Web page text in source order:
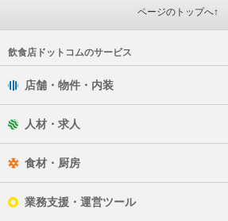
ページのトップへ↑
飲食店ドットコムのサービス
店舗・物件・内装
人材・求人
食材・厨房
業務支援・運営ツール